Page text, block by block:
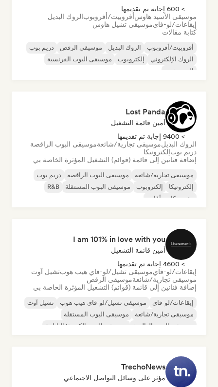
> 600 إجابة تم تقديمها
موسيقى الأسيد هاوسأفروبيت/أفروبوبالروك البديل
إيقاعات/لو-فايموسيقى تشيل هاوس
كتابة مقالات
أفروبيت/أفروبوب الروك البديل موسيقى الرقص
دريم بوب
الروك الإلكتروني
إلكتروبوب
موسيقى البوب الفرنسية
الهيب هوب
Lost Panda
أمين قائمة التشغيل
> 9400 إجابة تم تقديمها
الروك البديلموسيقى تجارية/شائعةموسيقى البوب الراقصة
دريم بوبإلكترونيكا
إضافة فنانين إلى قائمة (قوائم) التشغيل المؤثرة الخاصة بي
موسيقى تجارية/شائعة موسيقى البوب الراقصة
دريم بوب
إلكترونيكا
إلكتروبوب موسيقى البوب المستقلة
R&B
مغني وكاتب أغاني
I am 101% in love with you
أمين قائمة التشغيل
> 4600 إجابة تم تقديمها
إيقاعات/لو-فايموسيقى تشيل/لو-فاي هيب هوبتشيل آوت
موسيقى تجارية/شائعةموسيقى الرقص
إضافة فنانين إلى قائمة (قوائم) التشغيل المؤثرة الخاصة بي
إيقاعات/لو-فاي موسيقى تشيل/لو-فاي هيب هوب
تشيل آوت
موسيقى تجارية/شائعة
موسيقى البوب المستقلة
موسيقى البوب العالمية
موسيقى البوب الكورية/اليابانية
TrechoNews
مؤثر على وسائل التواصل الاجتماعي